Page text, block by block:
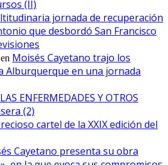
(II)
jornada de recuperación
que desbordó San Francisco
en Moisés Cayetano trajo los
Alburquerque en una jornada
ENFERMEDADES Y OTROS
(2)
cartel de la XXIX edición del
Cayetano presenta su obra